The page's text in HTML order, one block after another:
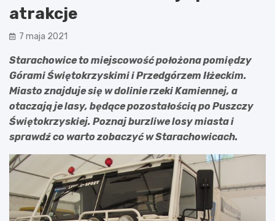
atrakcje
7 maja 2021
Starachowice to miejscowość położona pomiędzy
Górami Świętokrzyskimi i Przedgórzem Iłżeckim.
Miasto znajduje się w dolinie rzeki Kamiennej, a
otaczają je lasy, będące pozostałością po Puszczy
Świętokrzyskiej. Poznaj burzliwe losy miasta i
sprawdź co warto zobaczyć w Starachowicach.